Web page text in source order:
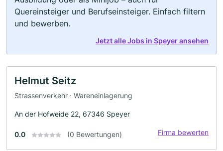
Quereinsteiger und Berufseinsteiger. Einfach filtern
und bewerben.
Jetzt alle Jobs in Speyer ansehen
Helmut Seitz
Strassenverkehr · Wareneinlagerung
An der Hofweide 22, 67346 Speyer
0.0 (0 Bewertungen) Firma bewerten